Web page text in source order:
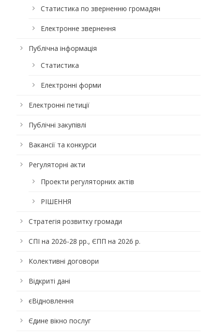
Статистика по зверненню громадян
Електронне звернення
Публічна інформація
Статистика
Електронні форми
Електронні петиції
Публічні закупівлі
Вакансії та конкурси
Регуляторні акти
Проекти регуляторних актів
РІШЕННЯ
Стратегія розвитку громади
СПІ на 2026-28 рр., ЄПП на 2026 р.
Колективні договори
Відкриті дані
єВідновлення
Єдине вікно послуг